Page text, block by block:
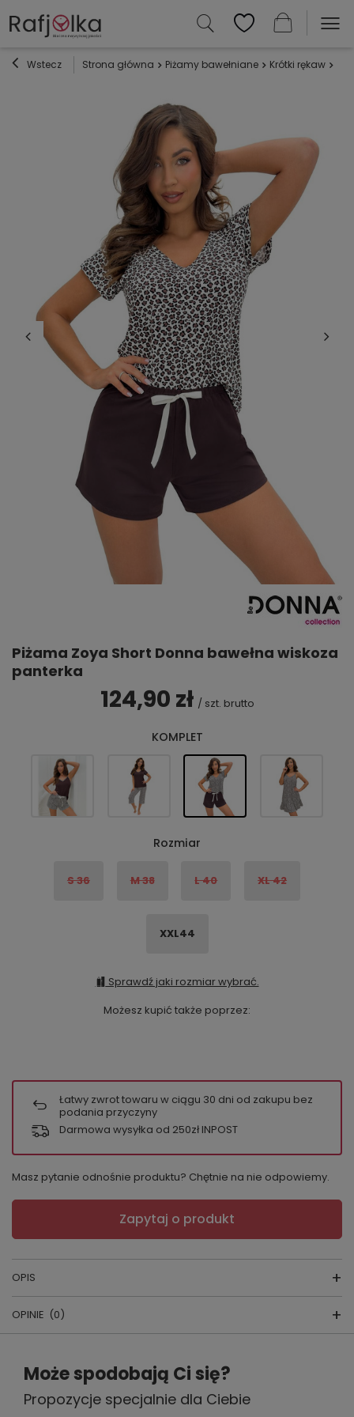
Wstecz Strona główna Piżamy bawełniane Krótki rękaw
Piżama Zoya Short Donna bawełna wiskoza
panterka
124,90 zł / szt. brutto
KOMPLET
Rozmiar
S 36 M 38 L 40 XL 42
XXL44
Sprawdź jaki rozmiar wybrać.
Możesz kupić także poprzez:
Łatwy zwrot towaru w ciągu 30 dni od zakupu bez
podania przyczyny
Darmowa wysyłka od 250zł INPOST
Masz pytanie odnośnie produktu? Chętnie na nie odpowiemy.
Zapytaj o produkt
OPIS
Piżama Damskaproducent:DONNA
naturalne materiały, wygodny krój i kobiecy charakter,
model Zoya Short Donna będzie trafnym wyborem.
Ten komplet polecamy szczególnie na ciepłe noce,
OPINIE (0)
Napisz swoją opinię
Twoja ocena:
Może spodobają Ci się?
Propozycje specjalnie dla Ciebie